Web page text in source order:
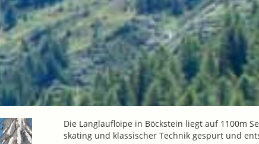
Die Langlaufloipe in Böckstein liegt auf 1100m
skating und klassischer Technik gespurt und